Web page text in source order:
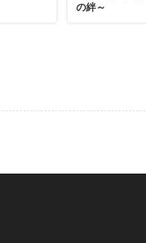
の絆～